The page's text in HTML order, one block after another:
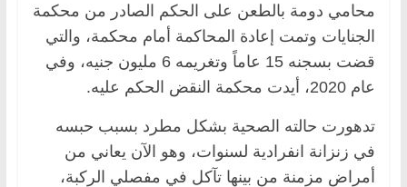
محامي دومة بالطعن على الحكم الصادر من محكمة
الجنايات وتمت إعادة المحاكمة أمام محكمة، والتي
قضت بسجنه 15 عاماً وتغريمه 6 مليون جنيه، وفي
عام 2020، أيدت محكمة النقض الحكم عليه.
تدهورت حالته الصحية بشكل مطرد بسبب حبسه
في زنزانة انفرادية لسنوات، وهو الآن يعاني من
أمراض مزمنة من بينها تآكل في مفصلي الركبة،